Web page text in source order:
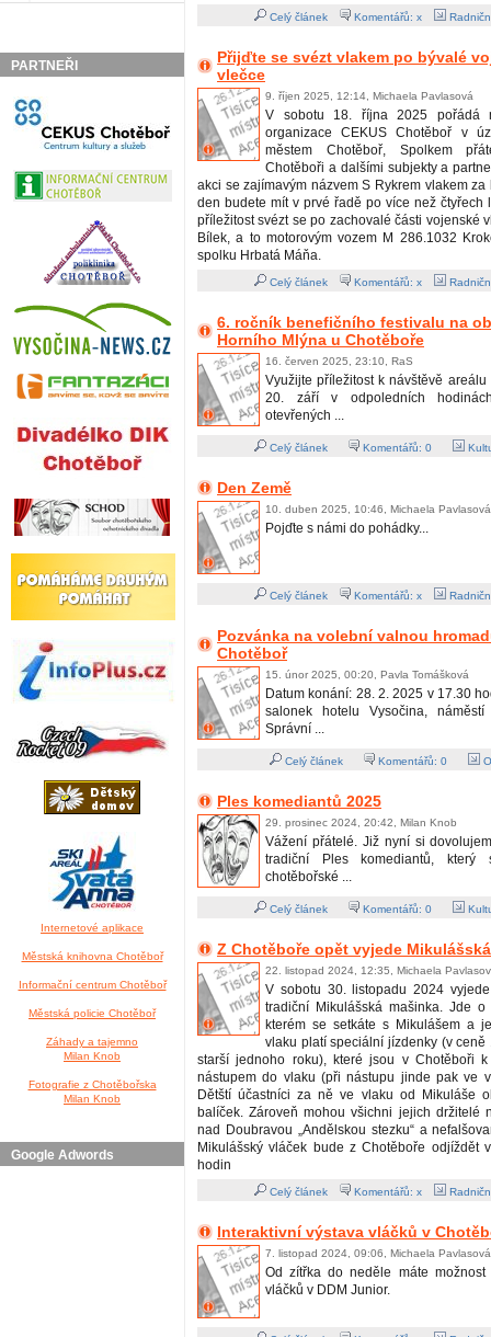
PARTNEŘI
Internetové aplikace
Městská knihovna Chotěboř
Informační centrum Chotěboř
Městská policie Chotěboř
Záhady a tajemno
Milan Knob
Fotografie z Chotěbořska
Milan Knob
Google Adwords
Celý článek Komentářů: x
Přijďte se svézt vlakem po bývalé
vlečce
9. říjen 2025, 12:14, Michaela Pavlasová
V sobotu 18. října 2025 pořádá
organizace CEKUS Chotěboř v
městem Chotěboř, Spolkem
Chotěboři a dalšími subjekty a
akci se zajímavým názvem S Rykrem vlakem za
den budete mít v prvé řadě po více než čtyřech
příležitost svézt se po zachovalé části vojenské
Bílek, a to motorovým vozem M 286.1032
spolku Hrbatá Máňa.
Celý článek Komentářů: x
6. ročník benefičního festivalu na
Horního Mlýna u Chotěboře
16. červen 2025, 23:10, RaS
Využijte příležitost k návštěvě
20. září v odpoledních
otevřených ...
Celý článek Komentářů: 0
Den Země
10. duben 2025, 10:46, Michaela Pavlasová
Pojďte s námi do pohádky...
Celý článek Komentářů: x
Pozvánka na volební valnou
Chotěboř
15. únor 2025, 00:20, Pavla Tomášková
Datum konání: 28. 2. 2025 v 17.30
salonek hotelu Vysočina, náměstí
Správní ...
Celý článek Komentářů: 0
Ples komediantů 2025
29. prosinec 2024, 20:42, Milan Knob
Vážení přátelé. Již nyní si
tradiční Ples komediantů, který
chotěbořské ...
Celý článek Komentářů: 0
Z Chotěboře opět vyjede
22. listopad 2024, 12:35, Michaela
V sobotu 30. listopadu 2024
tradiční Mikulášská mašinka. Jde
kterém se setkáte s Mikulášem a
vlaku platí speciální jízdenky (v ceně
starší jednoho roku), které jsou v Chotěboři
nástupem do vlaku (při nástupu jinde pak ve
Dětští účastníci za ně ve vlaku od Mikuláše
balíček. Zároveň mohou všichni jejich držitelé
nad Doubravou „Andělskou stezku“ a
Mikulášský vláček bude z Chotěboře odjíždět
hodin
Celý článek Komentářů: x
Interaktivní výstava vláčků v
7. listopad 2024, 09:06, Michaela Pavlasová
Od zítřka do neděle máte možnost
vláčků v DDM Junior.